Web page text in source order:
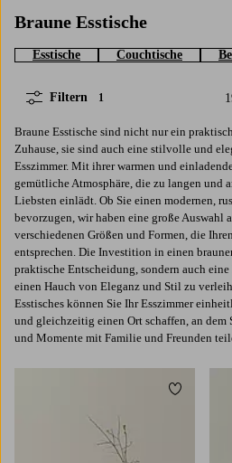
Braune Esstische
Esstische Couchtische
Filtern 1
Braune Esstische sind nicht nur ein
Zuhause, sie sind auch eine stilvolle und
Esszimmer. Mit ihrer warmen und
gemütliche Atmosphäre, die zu langen und
Liebsten einlädt. Ob Sie einen modernen,
bevorzugen, wir haben eine große Auswahl
verschiedenen Größen und Formen, die
entsprechen. Die Investition in einen
praktische Entscheidung, sondern auch
einen Hauch von Eleganz und Stil zu
Esstisches können Sie Ihr Esszimmer
und gleichzeitig einen Ort schaffen, an dem
und Momente mit Familie und Freunden
Zu